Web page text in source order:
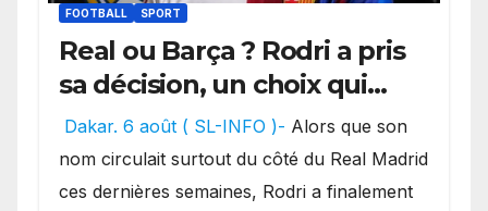
FOOTBALL SPORT
Real ou Barça ? Rodri a pris
sa décision, un choix qui
pourrait faire grand bruit
sur le marché des
transferts.
Dakar. 6 août ( SL-INFO )- Alors que son
nom circulait surtout du côté du Real Madrid
ces dernières semaines, Rodri a finalement